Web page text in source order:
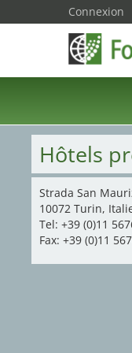
Hôtels
Strada San
10072 Turin,
Tel: +39 (0)11
Fax: +39 (0)11
Connexion